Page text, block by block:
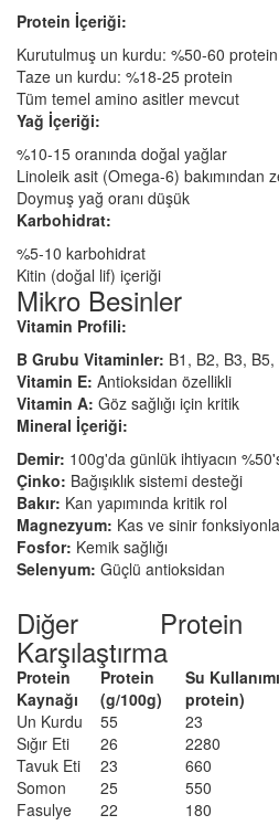
Protein İçeriği:
Kurutulmuş un kurdu: %50-60 protein
Taze un kurdu: %18-25 protein
Tüm temel amino asitler mevcut
Yağ İçeriği:
%10-15 oranında doğal yağlar
Linoleik asit (Omega-6) bakımından
Doymuş yağ oranı düşük
Karbohidrat:
%5-10 karbohidrat
Kitin (doğal lif) içeriği
Mikro Besinler
Vitamin Profili:
B Grubu Vitaminler: B1, B2, B3,
Vitamin E: Antioksidan özellikli
Vitamin A: Göz sağlığı için kritik
Mineral İçeriği:
Demir: 100g'da günlük ihtiyacın
Çinko: Bağışıklık sistemi desteği
Bakır: Kan yapımında kritik rol
Magnezyum: Kas ve sinir
Fosfor: Kemik sağlığı
Selenyum: Güçlü antioksidan
Diğer Protein
Karşılaştırma
Protein
Kaynağı
Protein
(g/100g)
Su
protein)
Un Kurdu
55 23
Sığır Eti
26 2280
Tavuk Eti
23 660
Somon
25 550
Fasulye
22 180